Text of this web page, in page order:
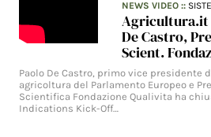
NEWS VIDEO ::
Agricultura.it
De Castro,
Scient.
Paolo De Castro, primo vice presidente
agricoltura del Parlamento Europeo e
Scientifica Fondazione Qualivita ha
Indications Kick-Off…